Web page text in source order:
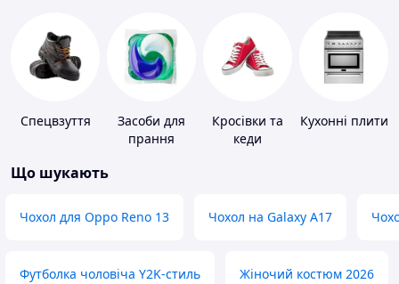
Спецвзуття
Засоби для
прання
Кросівки та
кеди
Кухонні плити
Що шукають
Чохол для Oppo Reno 13 Чохол на Galaxy A17
Футболка чоловіча Y2K-стиль Жіночий костюм 2026